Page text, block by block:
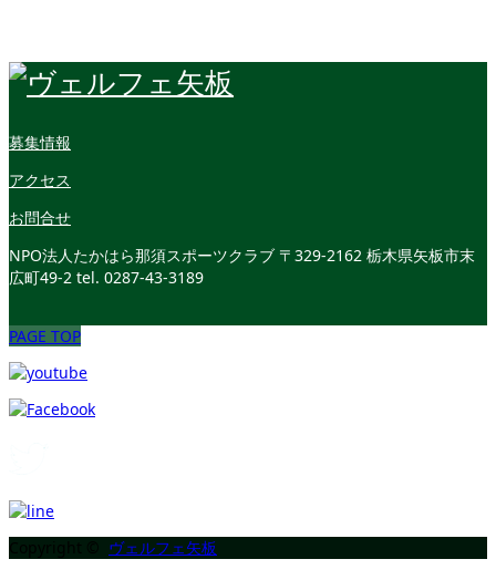
募集情報
アクセス
お問合せ
NPO法人たかはら那須スポーツクラブ 〒329-2162 栃木県矢板市末
広町49-2 tel. 0287-43-3189
PAGE TOP
ヴェルフェ矢板